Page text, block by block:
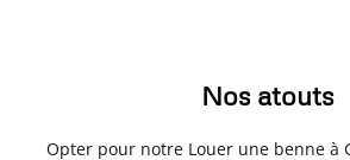
Nos atouts
Opter pour notre Louer une benne à